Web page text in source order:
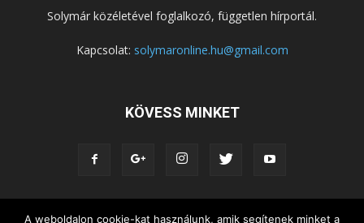
Solymár közéletével foglalkozó, független hírportál.
Kapcsolat: solymaronline.hu@gmail.com
KÖVESS MINKET
KÖZÉLET KÖZÖSSÉGEK SZABADIDŐ
A weboldalon cookie-kat használunk, amik segítenek minket a